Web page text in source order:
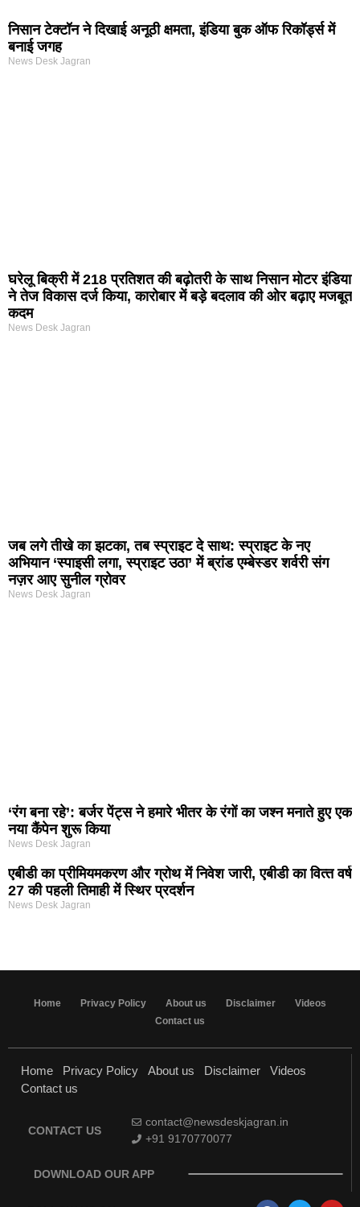
निसान टेक्टॉन ने दिखाई अनूठी क्षमता, इंडिया बुक ऑफ रिकॉर्ड्स में
बनाई जगह
News Desk Jagran
घरेलू बिक्री में 218 प्रतिशत की बढ़ोतरी के साथ निसान मोटर इंडिया
ने तेज विकास दर्ज किया, कारोबार में बड़े बदलाव की ओर बढ़ाए मजबूत
कदम
News Desk Jagran
जब लगे तीखे का झटका, तब स्प्राइट दे साथ: स्प्राइट के नए
अभियान ‘स्पाइसी लगा, स्प्राइट उठा’ में ब्रांड एम्बेस्डर शर्वरी संग
नज़र आए सुनील ग्रोवर
News Desk Jagran
‘रंग बना रहे’: बर्जर पेंट्स ने हमारे भीतर के रंगों का जश्न मनाते हुए एक
नया कैंपेन शुरू किया
News Desk Jagran
एबीडी का प्रीमियमकरण और ग्रोथ में निवेश जारी, एबीडी का वित्‍त वर्ष
27 की पहली तिमाही में स्थिर प्रदर्शन
News Desk Jagran
Home Privacy Policy About us Disclaimer
Videos
Contact us
Home Privacy Policy About us Disclaimer
Videos
Contact us
CONTACT US
contact@newsdeskjagran.in
+91 9170770077
DOWNLOAD OUR APP